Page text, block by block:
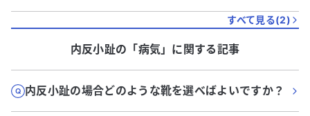
すべて見る(2)
内反小趾の「病気」に関する記事
内反小趾の場合どのような靴を選べばよいですか？